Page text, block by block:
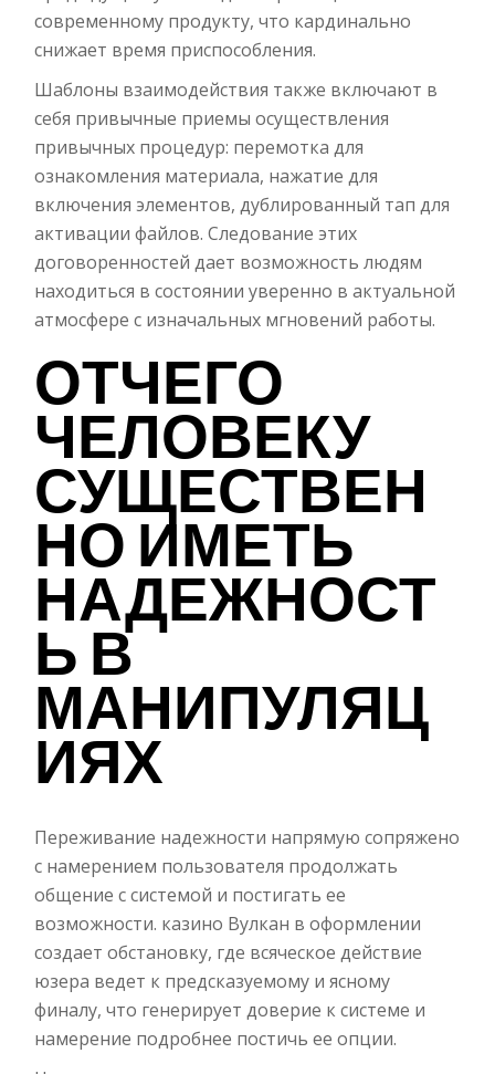
современному продукту, что кардинально
снижает время приспособления.
Шаблоны взаимодействия также включают в
себя привычные приемы осуществления
привычных процедур: перемотка для
ознакомления материала, нажатие для
включения элементов, дублированный тап для
активации файлов. Следование этих
договоренностей дает возможность людям
находиться в состоянии уверенно в актуальной
атмосфере с изначальных мгновений работы.
ОТЧЕГО
ЧЕЛОВЕКУ
СУЩЕСТВЕН
НО ИМЕТЬ
НАДЕЖНОСТ
Ь В
МАНИПУЛЯЦ
ИЯХ
Переживание надежности напрямую сопряжено
с намерением пользователя продолжать
общение с системой и постигать ее
возможности. казино Вулкан в оформлении
создает обстановку, где всяческое действие
юзера ведет к предсказуемому и ясному
финалу, что генерирует доверие к системе и
намерение подробнее постичь ее опции.